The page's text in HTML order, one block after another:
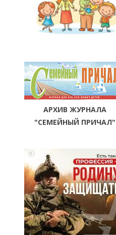
АРХИВ ЖУРНАЛА
"СЕМЕЙНЫЙ ПРИЧАЛ"